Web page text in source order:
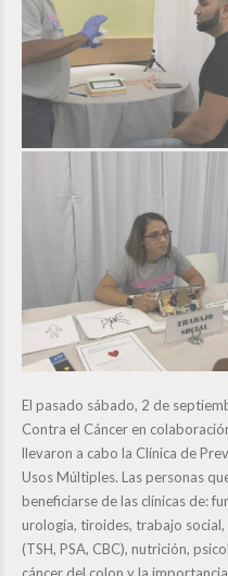
El pasado sábado, 2 de
Contra el Cáncer en
llevaron a cabo la Clínica de
Usos Múltiples. Las personas
beneficiarse de las clínicas de:
urología, tiroides, trabajo
(TSH, PSA, CBC), nutrición,